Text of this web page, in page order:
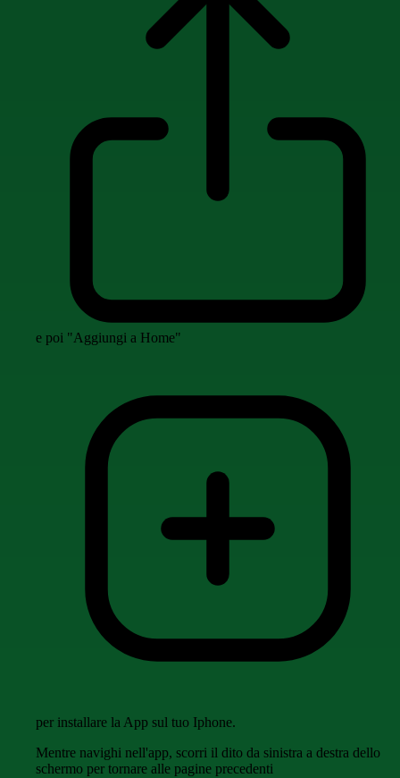
e poi "Aggiungi a Home"
per installare la App sul tuo Iphone.
Mentre navighi nell'app, scorri il dito da sinistra a destra dello
schermo per tornare alle pagine precedenti